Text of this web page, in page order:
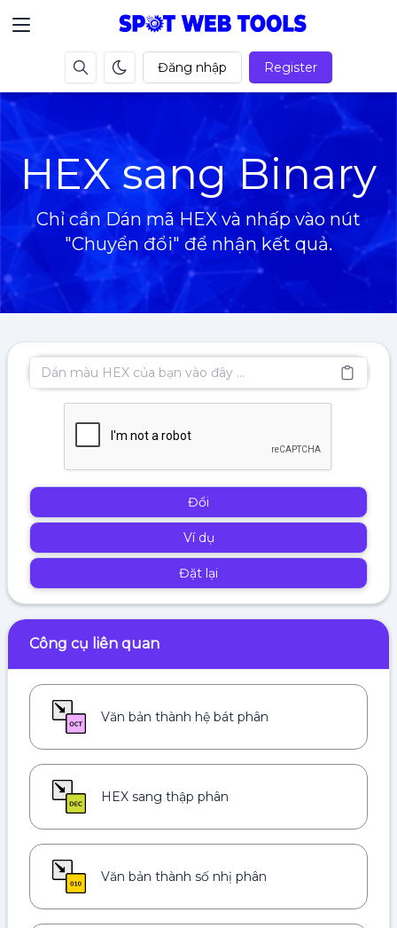
Đăng nhập Register
HEX sang Binary
Chỉ cần Dán mã HEX và nhấp vào nút
"Chuyển đổi" để nhận kết quả.
Đổi
Ví dụ
Đặt lại
Công cụ liên quan
Văn bản thành hệ bát phân
HEX sang thập phân
Văn bản thành số nhị phân